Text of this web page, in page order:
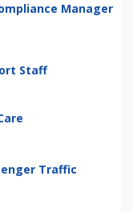
Manager
Staff
Traffic